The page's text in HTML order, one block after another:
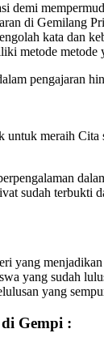
di Gemilang
kata dan
metode
pengajaran
untuk meraih
sudah terbukti
yang
yang sudah
yang
Gempi :